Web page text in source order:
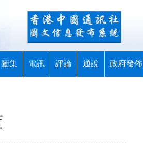
圖集 電訊 評論 通說 政府發佈